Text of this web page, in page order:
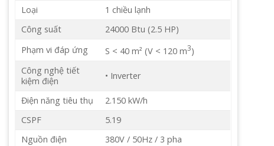
Loại
1 chiều lạnh
Công suất
24000 Btu (2.5 HP)
Phạm vi đáp ứng
S < 40 m² (V < 120 m3)
Công nghệ tiết
kiệm điện
• Inverter
Điện năng tiêu thụ
2.150 kW/h
CSPF
5.19
Nguồn điện
380V / 50Hz / 3 pha